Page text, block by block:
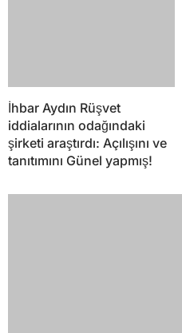
İhbar Aydın Rüşvet
iddialarının odağındaki
şirketi araştırdı: Açılışını ve
tanıtımını Günel yapmış!